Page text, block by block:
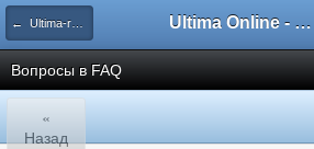
← Ultima-ru.com Ultima Online - Форум Русского сообщества игры
Вопросы в FAQ
«
Назад